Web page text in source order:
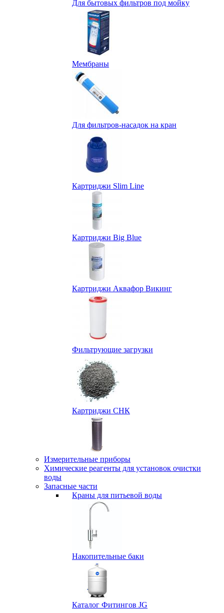
Для бытовых фильтров под мойку
Мембраны
Для фильтров-насадок на кран
Картриджи Slim Line
Картриджи Big Blue
Картриджи Аквафор Викинг
Фильтрующие загрузки
Картриджи СНК
Измерительные приборы
Химические реагенты для установок очистки
воды
Запасные части
Краны для питьевой воды
Накопительные баки
Каталог Фитингов JG